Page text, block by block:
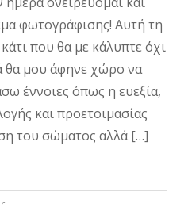
φωτογράφισης! Αυτή τη
που θα με κάλυπτε όχι
θα μου άφηνε χώρο να
έννοιες όπως η ευεξία,
και προετοιμασίας
του σώματος αλλά […]